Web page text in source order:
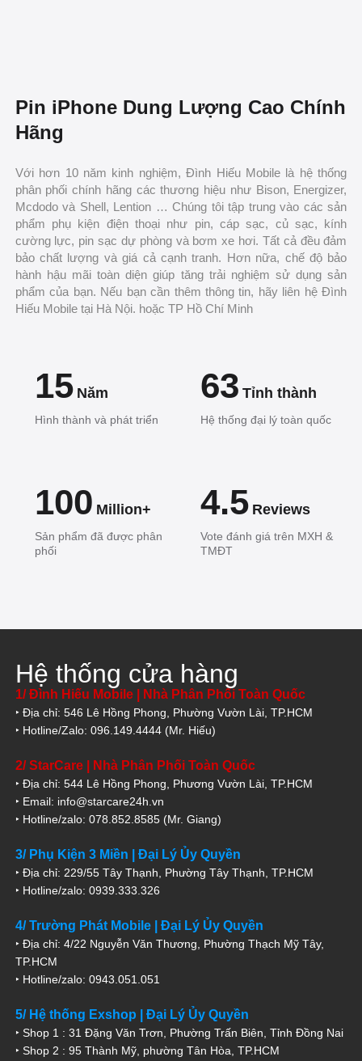
Pin iPhone Dung Lượng Cao Chính
Hãng
Với hơn 10 năm kinh nghiệm, Đình Hiếu Mobile là hệ thống
phân phối chính hãng các thương hiệu như Bison, Energizer,
Mcdodo và Shell, Lention … Chúng tôi tập trung vào các sản
phẩm phụ kiện điện thoại như pin, cáp sạc, củ sạc, kính
cường lực, pin sạc dự phòng và bơm xe hơi. Tất cả đều đảm
bảo chất lượng và giá cả cạnh tranh. Hơn nữa, chế độ bảo
hành hậu mãi toàn diện giúp tăng trải nghiệm sử dụng sản
phẩm của bạn. Nếu bạn cần thêm thông tin, hãy liên hệ Đình
Hiếu Mobile tại Hà Nội. hoặc TP Hồ Chí Minh
15 Năm
Hình thành và phát triển
63 Tỉnh thành
Hệ thống đại lý toàn quốc
100 Million+
Sản phẩm đã được phân
phối
4.5 Reviews
Vote đánh giá trên MXH &
TMĐT
Hệ thống cửa hàng
1/ Đình Hiếu Mobile | Nhà Phân Phối Toàn Quốc
‣ Địa chỉ: 546 Lê Hồng Phong, Phường Vườn Lài, TP.HCM
‣ Hotline/Zalo: 096.149.4444 (Mr. Hiếu)
2/ StarCare | Nhà Phân Phối Toàn Quốc
‣ Địa chỉ: 544 Lê Hồng Phong, Phương Vườn Lài, TP.HCM
‣ Email: info@starcare24h.vn
‣ Hotline/zalo: 078.852.8585 (Mr. Giang)
3/ Phụ Kiện 3 Miền | Đại Lý Ủy Quyền
‣ Địa chỉ: 229/55 Tây Thạnh, Phường Tây Thạnh, TP.HCM
‣ Hotline/zalo: 0939.333.326
4/ Trường Phát Mobile | Đại Lý Ủy Quyền
‣ Địa chỉ: 4/22 Nguyễn Văn Thương, Phường Thạch Mỹ Tây,
TP.HCM
‣ Hotline/zalo: 0943.051.051
5/ Hệ thống Exshop | Đại Lý Ủy Quyền
‣ Shop 1 : 31 Đặng Văn Trơn, Phường Trấn Biên, Tỉnh Đồng Nai
‣ Shop 2 : 95 Thành Mỹ, phường Tân Hòa, TP.HCM